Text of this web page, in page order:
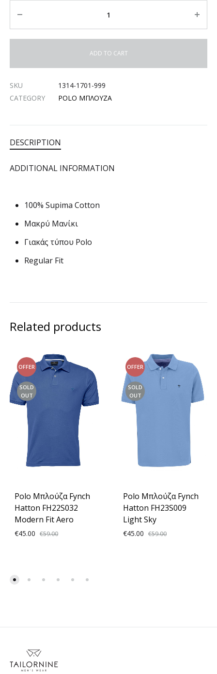
ADD TO CART
SKU
1314-1701-999
CATEGORY
POLO ΜΠΛΟΥΖΑ
DESCRIPTION
ADDITIONAL INFORMATION
100% Supima Cotton
Μακρύ Μανίκι
Γιακάς τύπου Polo
Regular Fit
Related products
OFFER
SOLD
OUT
Polo Μπλούζα Fynch
Hatton FH22S032
Modern Fit Aero
€45.00 €59.00
OFFER
SOLD
OUT
Polo Μπλούζα Fynch
Hatton FH23S009
Light Sky
€45.00 €59.00